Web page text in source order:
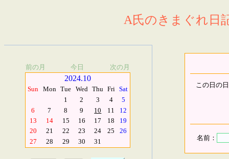
A氏のきまぐれ日
前の月 今日 次の月
2024.10
Sun Mon Tue Wed Thu Fri Sat
1
2 3 4
5
6
7 8 9 10 11
12
13
14 15 16 17 18
19
20
21 22 23 24 25
26
27
28 29 30 31
この日の
名前：